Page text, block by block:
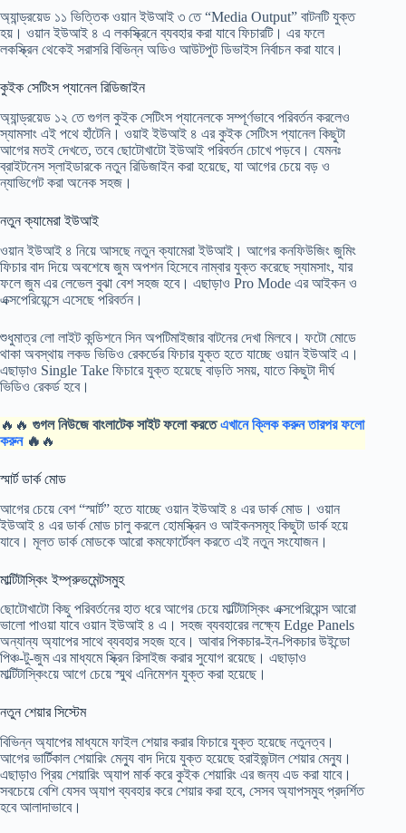
অ্যান্ড্রয়েড ১১ ভিত্তিক ওয়ান ইউআই ৩ তে “Media Output” বাটনটি যুক্ত
হয়। ওয়ান ইউআই ৪ এ লকস্ক্রিনে ব্যবহার করা যাবে ফিচারটি। এর ফলে
লকস্ক্রিন থেকেই সরাসরি বিভিন্ন অডিও আউটপুট ডিভাইস নির্বাচন করা যাবে।
কুইক সেটিংস প্যানেল রিডিজাইন
অ্যান্ড্রয়েড ১২ তে গুগল কুইক সেটিংস প্যানেলকে সম্পূর্ণভাবে পরিবর্তন করলেও
স্যামসাং এই পথে হাঁটেনি। ওয়াই ইউআই ৪ এর কুইক সেটিংস প্যানেল কিছুটা
আগের মতই দেখতে, তবে ছোটোখাটো ইউআই পরিবর্তন চোখে পড়বে। যেমনঃ
ব্রাইটনেস স্লাইডারকে নতুন রিডিজাইন করা হয়েছে, যা আগের চেয়ে বড় ও
ন্যাভিগেট করা অনেক সহজ।
নতুন ক্যামেরা ইউআই
ওয়ান ইউআই ৪ নিয়ে আসছে নতুন ক্যামেরা ইউআই। আগের কনফিউজিং জুমিং
ফিচার বাদ দিয়ে অবশেষে জুম অপশন হিসেবে নাম্বার যুক্ত করেছে স্যামসাং, যার
ফলে জুম এর লেভেল বুঝা বেশ সহজ হবে। এছাড়াও Pro Mode এর আইকন ও
এক্সপেরিয়েন্সে এসেছে পরিবর্তন।
শুধুমাত্র লো লাইট কন্ডিশনে সিন অপটিমাইজার বাটনের দেখা মিলবে। ফটো মোডে
থাকা অবস্থায় লকড ভিডিও রেকর্ডের ফিচার যুক্ত হতে যাচ্ছে ওয়ান ইউআই এ।
এছাড়াও Single Take ফিচারে যুক্ত হয়েছে বাড়তি সময়, যাতে কিছুটা দীর্ঘ
ভিডিও রেকর্ড হবে।
🔥🔥 গুগল নিউজে বাংলাটেক সাইট ফলো করতেএখানে ক্লিক করুন তারপর ফলো
করুন🔥 🔥
স্মার্ট ডার্ক মোড
আগের চেয়ে বেশ “স্মার্ট” হতে যাচ্ছে ওয়ান ইউআই ৪ এর ডার্ক মোড। ওয়ান
ইউআই ৪ এর ডার্ক মোড চালু করলে হোমস্ক্রিন ও আইকনসমূহ কিছুটা ডার্ক হয়ে
যাবে। মূলত ডার্ক মোডকে আরো কমফোর্টেবল করতে এই নতুন সংযোজন।
মাল্টিটাস্কিং ইম্প্রুভমেন্টসমুহ
ছোটোখাটো কিছু পরিবর্তনের হাত ধরে আগের চেয়ে মাল্টিটাস্কিং এক্সপেরিয়েন্স আরো
ভালো পাওয়া যাবে ওয়ান ইউআই ৪ এ। সহজ ব্যবহারের লক্ষ্যে Edge Panels
অন্যান্য অ্যাপের সাথে ব্যবহার সহজ হবে। আবার পিকচার-ইন-পিকচার উইন্ডো
পিঞ্চ-টু-জুম এর মাধ্যমে স্ক্রিন রিসাইজ করার সুযোগ রয়েছে। এছাড়াও
মাল্টিটাস্কিংয়ে আগে চেয়ে স্মুথ এনিমেশন যুক্ত করা হয়েছে।
নতুন শেয়ার সিস্টেম
বিভিন্ন অ্যাপের মাধ্যমে ফাইল শেয়ার করার ফিচারে যুক্ত হয়েছে নতুনত্ব।
আগের ভার্টিকাল শেয়ারিং মেন্যু বাদ দিয়ে যুক্ত হয়েছে হরাইজন্টাল শেয়ার মেন্যু।
এছাড়াও প্রিয় শেয়ারিং অ্যাপ মার্ক করে কুইক শেয়ারিং এর জন্য এড করা যাবে।
সবচেয়ে বেশি যেসব অ্যাপ ব্যবহার করে শেয়ার করা হবে, সেসব অ্যাপসমুহ প্রদর্শিত
হবে আলাদাভাবে।